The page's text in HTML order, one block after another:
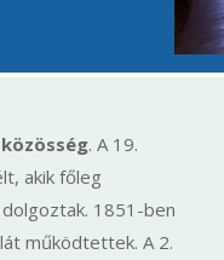
. A 19.
akik főleg
1851-ben
működtettek. A 2.